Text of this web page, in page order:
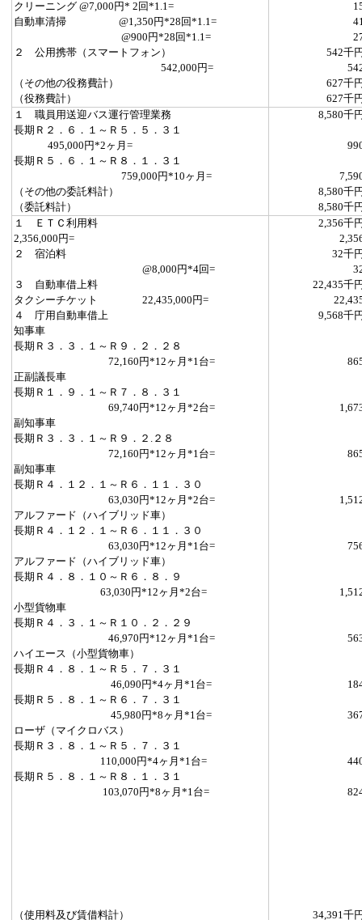
クリーニング @7,000円* 2回*1.1=
自動車清掃 @1,350円*28回*1.1=
@900円*28回*1.1=
２ 公用携帯（スマートフォン）
542千
542,000円=
（その他の役務費計）
627千
（役務費計）
627千
１ 職員用送迎バス運行管理業務
8,580千
長期Ｒ２．６．１～Ｒ５．５．３１
495,000円*2ヶ月=
長期Ｒ５．６．１～Ｒ８．１．３１
759,000円*10ヶ月=
（その他の委託料計）
8,580千
（委託料計）
8,580千
１ ＥＴＣ利用料
2,356千
2,356,000円=
２ 宿泊料
32千
@8,000円*4回=
３ 自動車借上料
22,435千
タクシーチケット 22,435,000円=
４ 庁用自動車借上
9,568千
知事車
長期Ｒ３．３．１～Ｒ９．２．２８
72,160円*12ヶ月*1台=
正副議長車
長期Ｒ１．９．１～Ｒ７．８．３１
69,740円*12ヶ月*2台=
副知事車
長期Ｒ３．３．１～Ｒ９．２.２８
72,160円*12ヶ月*1台=
副知事車
長期Ｒ４．１２．１～Ｒ６．１１．３０
63,030円*12ヶ月*2台=
アルファード（ハイブリッド車）
長期Ｒ４．１２．１～Ｒ６．１１．３０
63,030円*12ヶ月*1台=
アルファード（ハイブリッド車）
長期Ｒ４．８．１０～Ｒ６．８．９
63,030円*12ヶ月*2台=
小型貨物車
長期Ｒ４．３．１～Ｒ１０．２．２９
46,970円*12ヶ月*1台=
ハイエース（小型貨物車）
長期Ｒ４．８．１～Ｒ５．７．３１
46,090円*4ヶ月*1台=
長期Ｒ５．８．１～Ｒ６．７．３１
45,980円*8ヶ月*1台=
ローザ（マイクロバス）
長期Ｒ３．８．１～Ｒ５．７．３１
110,000円*4ヶ月*1台=
長期Ｒ５．８．１～Ｒ８．１．３１
103,070円*8ヶ月*1台=
（使用料及び賃借料計） 34,391千